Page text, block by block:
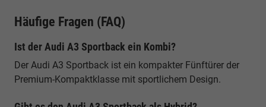
Häufige Fragen (FAQ)
Ist der Audi A3 Sportback ein Kombi?
Der Audi A3 Sportback ist ein kompakter Fünftürer der
Premium-Kompaktklasse mit sportlichem Design.